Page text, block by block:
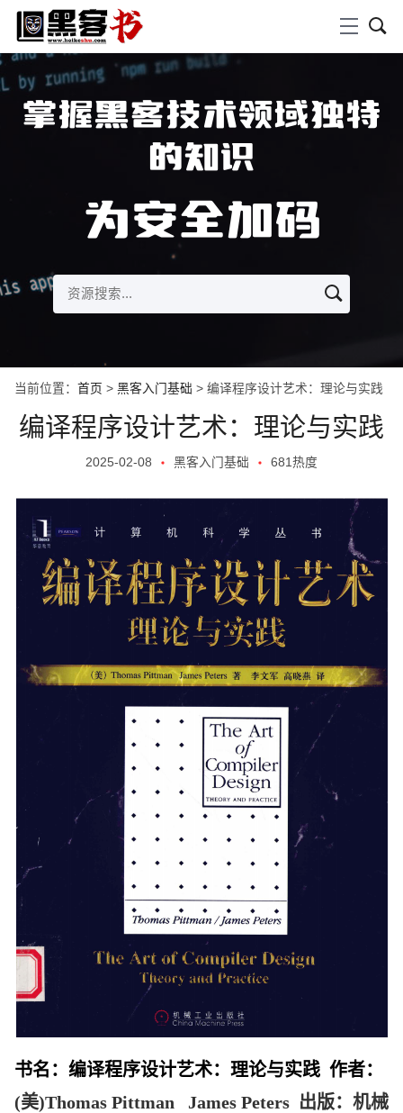
掌握黑客技术领域独特
的知识
为安全加码
当前位置： 首页 > 黑客入门基础 > 编译程序设计艺术：理论与实践
编译程序设计艺术：理论与实践
2025-02-08 黑客入门基础 681热度
书名：编译程序设计艺术：理论与实践 作者：
(美)Thomas Pittman James Peters 出版：机械